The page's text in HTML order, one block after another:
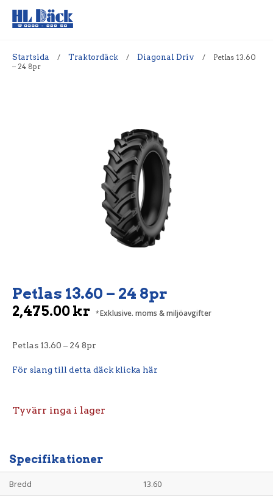
Startsida / Traktordäck / Diagonal Driv /
Petlas 13.60
– 24 8pr
Petlas 13.60 – 24 8pr
2,475.00kr Exklusive. moms & miljöavgifter
Petlas 13.60 – 24 8pr
För slang till detta däck klicka här
Tyvärr inga i lager
Specifikationer
Bredd 13.60